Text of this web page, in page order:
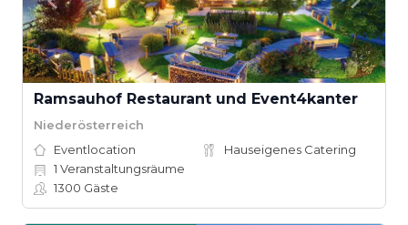
Ramsauhof Restaurant und Event4kanter
Niederösterreich
Eventlocation
Hauseigenes Catering
1 Veranstaltungsräume
1300 Gäste